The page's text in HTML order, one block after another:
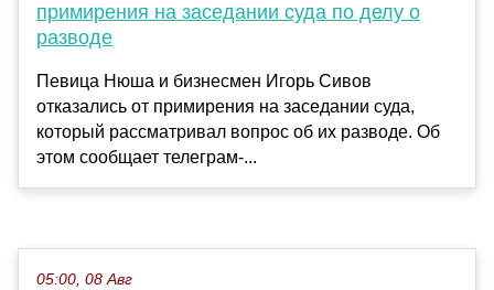
примирения на заседании суда по делу о
разводе
Певица Нюша и бизнесмен Игорь Сивов
отказались от примирения на заседании суда,
который рассматривал вопрос об их разводе. Об
этом сообщает телеграм-...
05:00, 08 Авг